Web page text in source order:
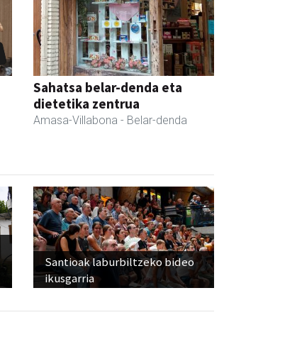
Sahatsa belar-denda eta
dietetika zentrua
Amasa-Villabona - Belar-denda
Santioak laburbiltzeko bideo
ikusgarria